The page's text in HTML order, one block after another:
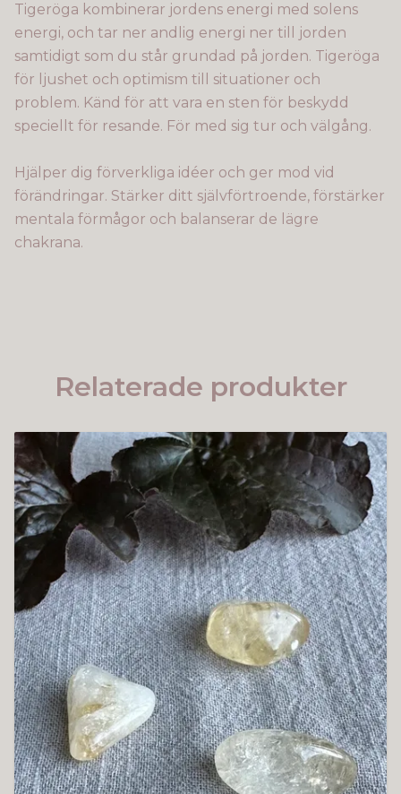
Tigeröga kombinerar jordens energi med solens
energi, och tar ner andlig energi ner till jorden
samtidigt som du står grundad på jorden. Tigeröga
för ljushet och optimism till situationer och
problem. Känd för att vara en sten för beskydd
speciellt för resande. För med sig tur och välgång.
Hjälper dig förverkliga idéer och ger mod vid
förändringar. Stärker ditt självförtroende, förstärker
mentala förmågor och balanserar de lägre
chakrana.
Relaterade produkter